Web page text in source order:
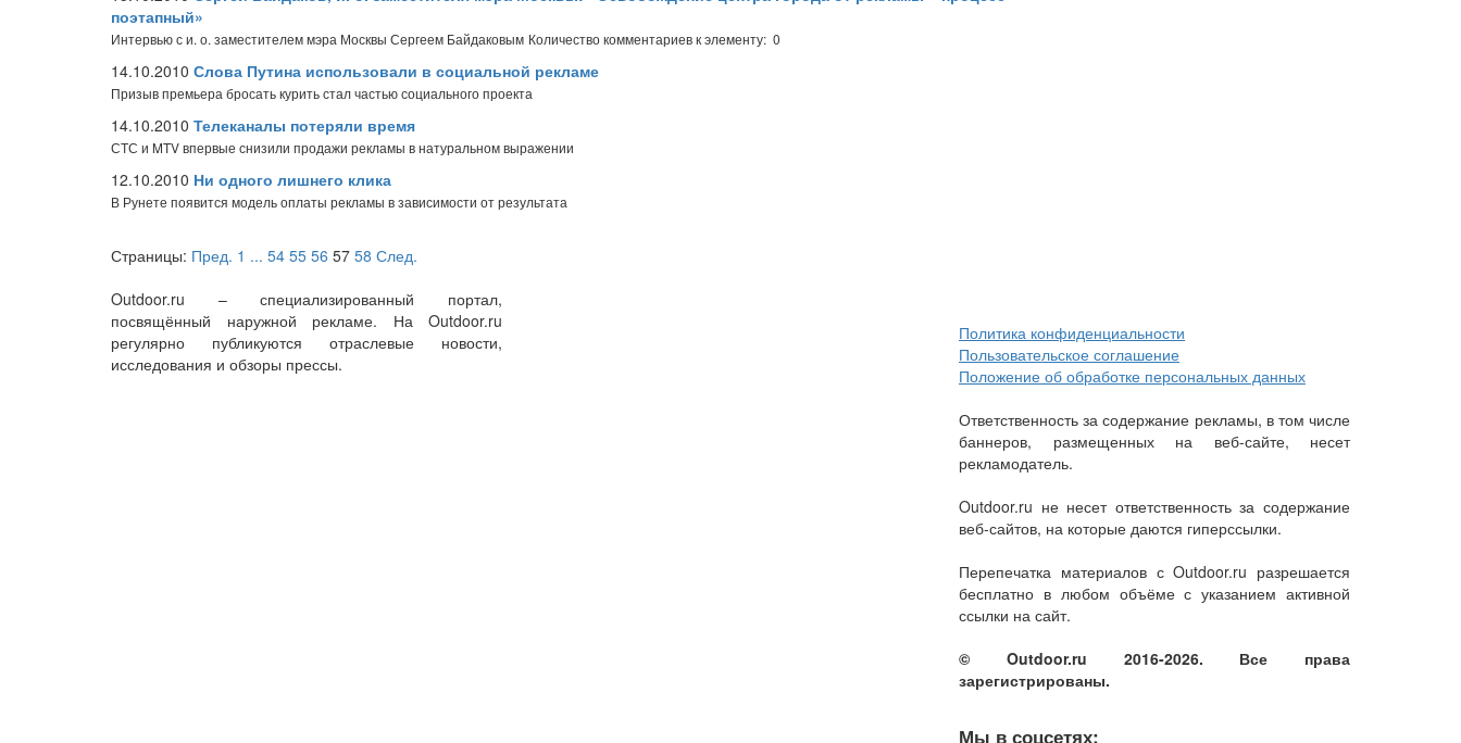
поэтапный»
Интервью с и. о. заместителем мэра Москвы Сергеем Байдаковым Количество комментариев к элементу: 0
14.10.2010 Слова Путина использовали в социальной рекламе
Призыв премьера бросать курить стал частью социального проекта
14.10.2010 Телеканалы потеряли время
СТС и MTV впервые снизили продажи рекламы в натуральном выражении
12.10.2010 Ни одного лишнего клика
В Рунете появится модель оплаты рекламы в зависимости от результата
Страницы: Пред. 1 ... 54 55 56 57 58 След.
Outdoor.ru – специализированный портал,
посвящённый наружной рекламе. На Outdoor.ru
регулярно публикуются отраслевые новости,
исследования и обзоры прессы.
Политика конфиденциальности
Пользовательское соглашение
Положение об обработке персональных данных
Ответственность за содержание рекламы, в том числе
баннеров, размещенных на веб-сайте, несет
рекламодатель.
Outdoor.ru не несет ответственность за содержание
веб-сайтов, на которые даются гиперссылки.
Перепечатка материалов с Outdoor.ru разрешается
бесплатно в любом объёме с указанием активной
ссылки на сайт.
© Outdoor.ru 2016-2026. Все права
зарегистрированы.
Мы в соцсетях: